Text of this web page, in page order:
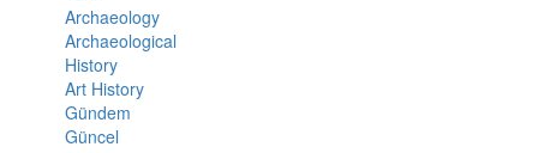
Archaeology
Archaeological
History
Art History
Gündem
Güncel